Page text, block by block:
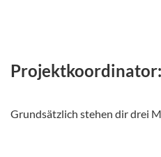
Grundsätzlich stehen dir drei